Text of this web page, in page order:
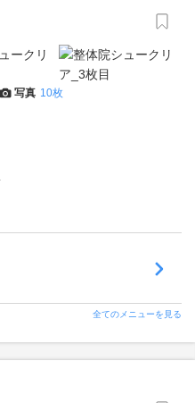
写真 10枚
全てのメニューを見る